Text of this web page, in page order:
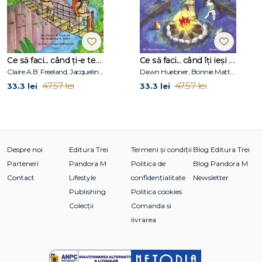
numele Gerald Kelley, a ilustrat
Grover Cleveland, Again!
Please Please the Bees, care a primit în 2017 Premiul
Frances and Wesley Bock. Locuiește în Colorado împreună
cu soțul său.
Ce să faci... când ți-e teamă de greșeli. Ghid pentru copiii care nu acceptă să fie imperfecți
33.3 lei 47.57 lei
Ce să faci... când îţi ieşi din fire. Ghid pentru copiii care nu-şi pot stăpâni furia
33.3 lei 47.57 lei
Despre noi
Parteneri
Contact
Editura Trei
Pandora M
Lifestyle
Publishing
Colecții
Termeni și condiții
Politica de
confidențialitate
Politica cookies
Comanda si
livrarea
Blog Editura Trei
Blog Pandora M
Newsletter